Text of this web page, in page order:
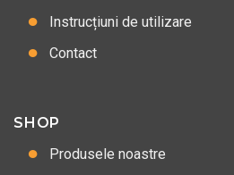
Instrucțiuni de utilizare
Contact
SHOP
Produsele noastre